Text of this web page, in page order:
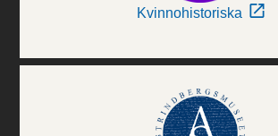
Kvinnohistoriska